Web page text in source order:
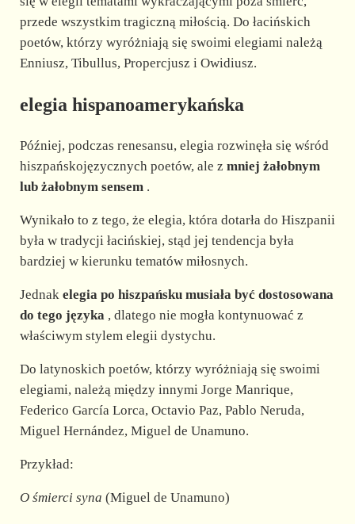
przede wszystkim tragiczną miłością. Do łacińskich
poetów, którzy wyróżniają się swoimi elegiami należą
Enniusz, Tibullus, Propercjusz i Owidiusz.
elegia hispanoamerykańska
Później, podczas renesansu, elegia rozwinęła się wśród
hiszpańskojęzycznych poetów, ale z mniej żałobnym
lub żałobnym sensem .
Wynikało to z tego, że elegia, która dotarła do Hiszpanii
była w tradycji łacińskiej, stąd jej tendencja była
bardziej w kierunku tematów miłosnych.
Jednak elegia po hiszpańsku musiała być dostosowana
do tego języka , dlatego nie mogła kontynuować z
właściwym stylem elegii dystychu.
Do latynoskich poetów, którzy wyróżniają się swoimi
elegiami, należą między innymi Jorge Manrique,
Federico García Lorca, Octavio Paz, Pablo Neruda,
Miguel Hernández, Miguel de Unamuno.
Przykład:
O śmierci syna (Miguel de Unamuno)